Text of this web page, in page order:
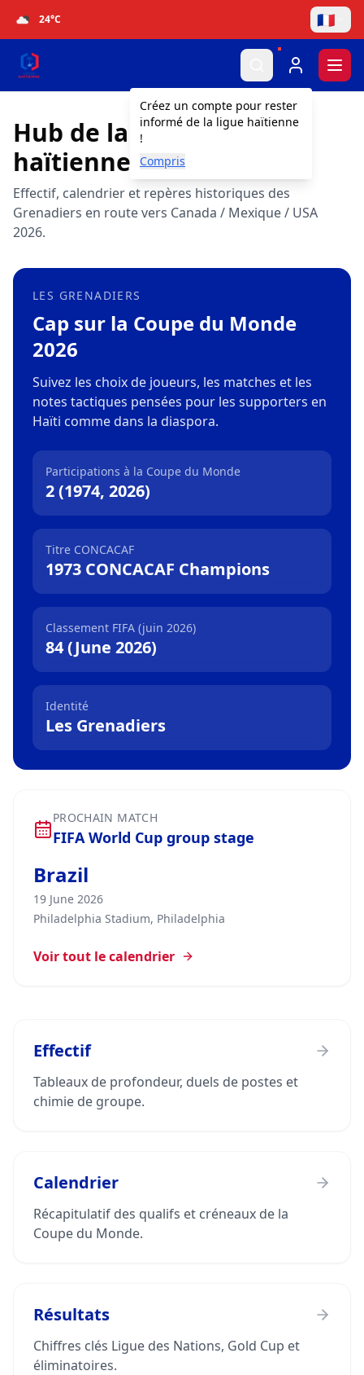
24°C 🇫🇷
Créez un compte pour rester
informé de la ligue haïtienne
!
Compris
Hub de la sélection
haïtienne
Effectif, calendrier et repères historiques des
Grenadiers en route vers Canada / Mexique / USA
2026.
LES GRENADIERS
Cap sur la Coupe du Monde
2026
Suivez les choix de joueurs, les matches et les
notes tactiques pensées pour les supporters en
Haïti comme dans la diaspora.
Participations à la Coupe du Monde
2 (1974, 2026)
Titre CONCACAF
1973 CONCACAF Champions
Classement FIFA (juin 2026)
84 (June 2026)
Identité
Les Grenadiers
PROCHAIN MATCH
FIFA World Cup group stage
Brazil
19 June 2026
Philadelphia Stadium, Philadelphia
Voir tout le calendrier
Effectif
Tableaux de profondeur, duels de postes et
chimie de groupe.
Calendrier
Récapitulatif des qualifs et créneaux de la
Coupe du Monde.
Résultats
Chiffres clés Ligue des Nations, Gold Cup et
éliminatoires.